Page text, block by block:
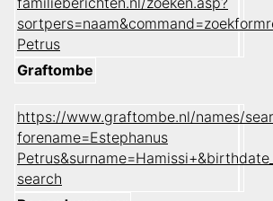
Petrus
Graftombe
https://www.graftombe.nl/names/
forename=Estephanus
search